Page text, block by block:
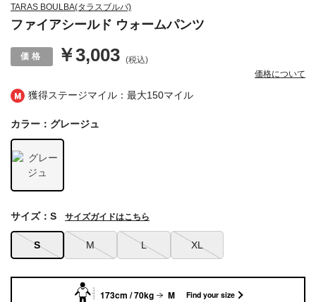
獲得ステージマイル：最大150マイル
TARAS BOULBA(タラスブルバ)
ファイアシールド ウォームパンツ
￥3,003 (税込)
価格について
カラー：グレージュ
S M L XL
サイズ：S サイズガイドはこちら
173cm / 70kg M Find your size